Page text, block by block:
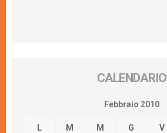
CALENDARIO
Febbraio 2010
L M M G V